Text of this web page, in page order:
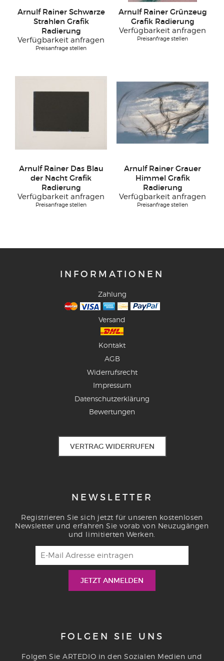
Arnulf Rainer Schwarze
Strahlen Grafik
Radierung
Verfügbarkeit anfragen
Preisanfrage stellen
Arnulf Rainer Grünzeug
Grafik Radierung
Verfügbarkeit anfragen
Preisanfrage stellen
Arnulf Rainer Das Blau
der Nacht Grafik
Radierung
Verfügbarkeit anfragen
Preisanfrage stellen
Arnulf Rainer Grauer
Himmel Grafik
Radierung
Verfügbarkeit anfragen
Preisanfrage stellen
INFORMATIONEN
Zahlung
Versand
Kontakt
AGB
Widerrufsrecht
Impressum
Datenschutzerklärung
Bewertungen
VERTRAG WIDERRUFEN
NEWSLETTER
Registrieren Sie sich jetzt für unseren kostenlosen
Newsletter und erfahren Sie vorab von Neuzugängen
und limitierten Werken.
FOLGEN SIE UNS
Folgen Sie ARTEDIO in den Sozialen Medien und